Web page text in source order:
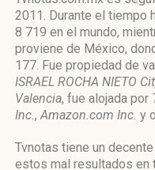
2011. Durante el tiempo
8 719 en el mundo,
proviene de México,
177. Fue propiedad de
ISRAEL ROCHA NIETO
Valencia, fue alojada por
Inc.,Amazon.com Inc. y
Tvnotas tiene un
estos mal resultados en